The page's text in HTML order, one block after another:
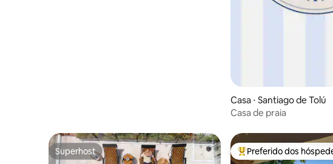
Casa ⋅ Santiago de Tolú
Casa de praia
Superhost
Superhost Entre os melhores
Preferido dos